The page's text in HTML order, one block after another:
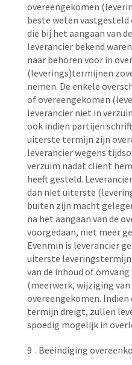
overeengekomen
beste weten vastgesteld
die bij het aangaan van
leverancier bekend
naar behoren voor in
(leverings)termijnen
nemen. De enkele
of overeengekomen
leverancier niet in
ook indien partijen
uiterste termijn zijn
leverancier wegens
verzuim nadat cliënt
heeft gesteld.
dan niet uiterste
buiten zijn macht
na het aangaan van de
voorgedaan, niet meer
Evenmin is leverancier
uiterste
van de inhoud of
(meerwerk, wijziging
overeengekomen.
termijn dreigt, zullen
spoedig mogelijk in
9 . Beëindiging